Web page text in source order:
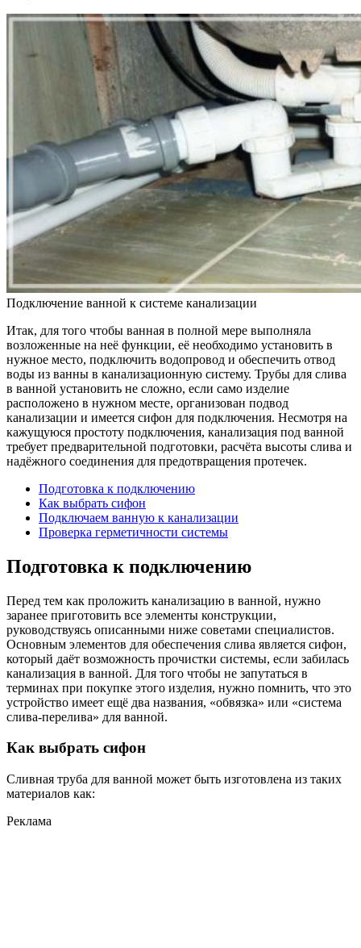
Подключение ванной к системе канализации
Итак, для того чтобы ванная в полной мере выполняла
возложенные на неё функции, её необходимо установить в
нужное место, подключить водопровод и обеспечить отвод
воды из ванны в канализационную систему. Трубы для слива
в ванной установить не сложно, если само изделие
расположено в нужном месте, организован подвод
канализации и имеется сифон для подключения. Несмотря на
кажущуюся простоту подключения, канализация под ванной
требует предварительной подготовки, расчёта высоты слива и
надёжного соединения для предотвращения протечек.
Подготовка к подключению
Как выбрать сифон
Подключаем ванную к канализации
Проверка герметичности системы
Подготовка к подключению
Перед тем как проложить канализацию в ванной, нужно
заранее приготовить все элементы конструкции,
руководствуясь описанными ниже советами специалистов.
Основным элементов для обеспечения слива является сифон,
который даёт возможность прочистки системы, если забилась
канализация в ванной. Для того чтобы не запутаться в
терминах при покупке этого изделия, нужно помнить, что это
устройство имеет ещё два названия, «обвязка» или «система
слива-перелива» для ванной.
Как выбрать сифон
Сливная труба для ванной может быть изготовлена из таких
материалов как:
Реклама